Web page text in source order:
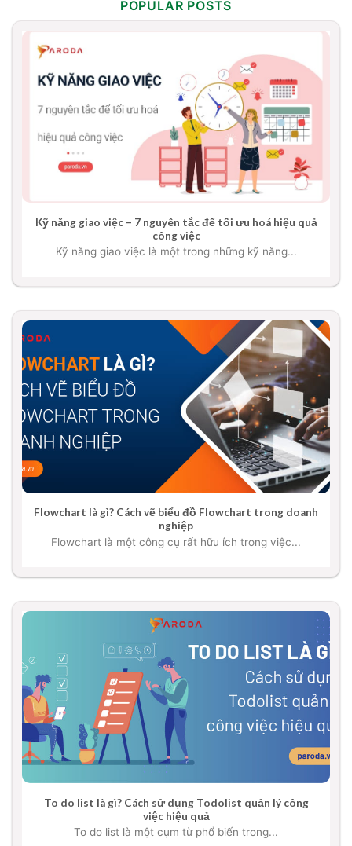
POPULAR POSTS
Kỹ năng giao việc – 7 nguyên tắc để tối ưu hoá hiệu quả
công việc
Kỹ năng giao việc là một trong những kỹ năng...
Flowchart là gì? Cách vẽ biểu đồ Flowchart trong doanh
nghiệp
Flowchart là một công cụ rất hữu ích trong việc...
To do list là gì? Cách sử dụng Todolist quản lý công
việc hiệu quả
To do list là một cụm từ phổ biến trong...